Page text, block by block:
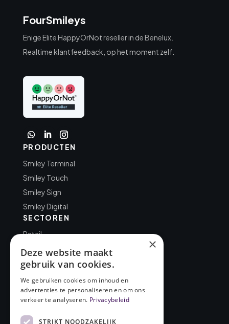
FourSmileys
Enige Elite HappyOrNot reseller in de Benelux.
Realtime klantfeedback, op het moment zelf.
PRODUCTEN
Smiley Terminal
Smiley Touch
Smiley Sign
Smiley Digital
SECTOREN
Retail
Kantoor
Overheid
Gezondheidszorg
BEDRIJF
Over FourSmileys
Cases
×
Deze website maakt
gebruik van cookies.
We gebruiken cookies om inhoud en
advertenties te personaliseren en om ons
verkeer te analyseren. Privacybeleid
STRIKT NOODZAKELIJK